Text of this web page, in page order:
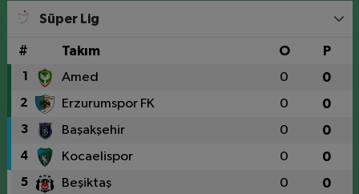
Süper Lig
# Takım O P
1 Amed 0 0
2 Erzurumspor FK 0 0
3 Başakşehir 0 0
4 Kocaelispor 0 0
5 Beşiktaş 0 0